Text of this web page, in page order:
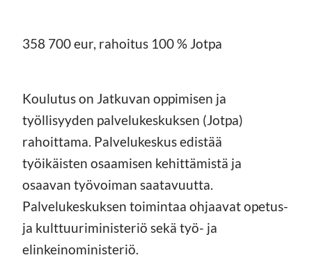
358 700 eur, rahoitus 100 % Jotpa
Koulutus on Jatkuvan oppimisen ja
työllisyyden palvelukeskuksen (Jotpa)
rahoittama. Palvelukeskus edistää
työikäisten osaamisen kehittämistä ja
osaavan työvoiman saatavuutta.
Palvelukeskuksen toimintaa ohjaavat opetus-
ja kulttuuriministeriö sekä työ- ja
elinkeinoministeriö.